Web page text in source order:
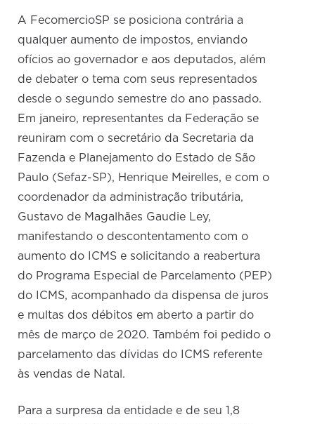
A FecomercioSP se posiciona contrária a
qualquer aumento de impostos, enviando
ofícios ao governador e aos deputados, além
de debater o tema com seus representados
desde o segundo semestre do ano passado.
Em janeiro, representantes da Federação se
reuniram com o secretário da Secretaria da
Fazenda e Planejamento do Estado de São
Paulo (Sefaz-SP), Henrique Meirelles, e com o
coordenador da administração tributária,
Gustavo de Magalhães Gaudie Ley,
manifestando o descontentamento com o
aumento do ICMS e solicitando a reabertura
do Programa Especial de Parcelamento (PEP)
do ICMS, acompanhado da dispensa de juros
e multas dos débitos em aberto a partir do
mês de março de 2020. Também foi pedido o
parcelamento das dívidas do ICMS referente
às vendas de Natal.
Para a surpresa da entidade e de seu 1,8